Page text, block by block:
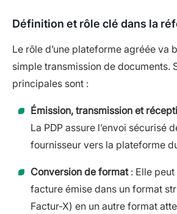
Définition et rôle clé dans la
Le rôle d’une plateforme agréée va
simple transmission de documents.
principales sont :
Émission, transmission et
La PDP assure l’envoi sécurisé
fournisseur vers la plateforme
Conversion de format: Elle peut
facture émise dans un format
Factur-X) en un autre format